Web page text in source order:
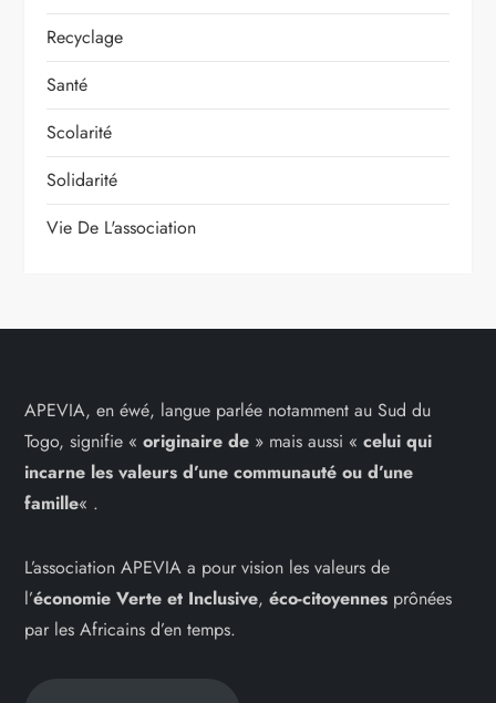
Recyclage
Santé
Scolarité
Solidarité
Vie De L'association
APEVIA, en éwé, langue parlée notamment au Sud du
Togo, signifie «originaire de » mais aussi «celui qui
incarne les valeurs d’une communauté ou d’une
famille« .
L’association APEVIA a pour vision les valeurs de
l’économie Verte et Inclusive,éco-citoyennes prônées
par les Africains d’en temps.